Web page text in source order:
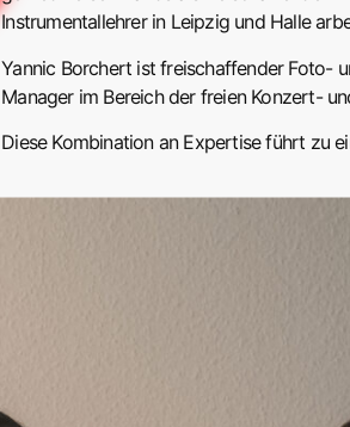
Instrumentallehrer in Leipzig und Halle
Yannic Borchert ist freischaffender Foto-
Manager im Bereich der freien Konzert-
Diese Kombination an Expertise führt zu